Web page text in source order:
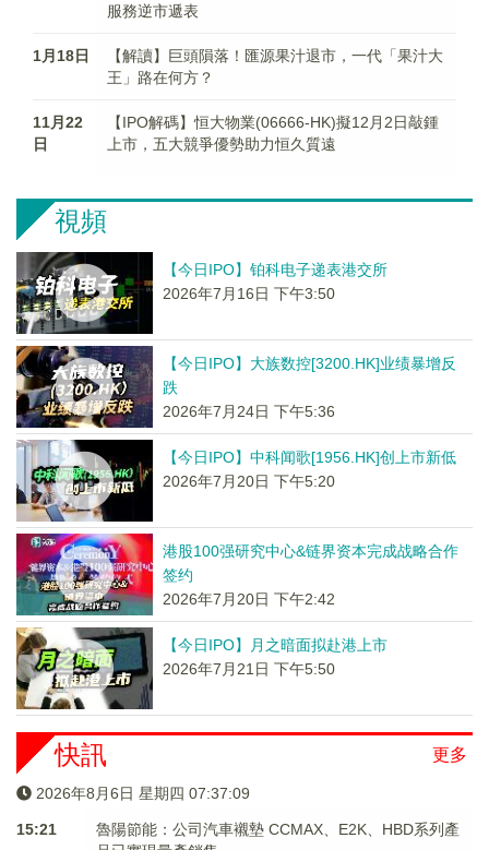
服務逆市遞表
1月18日
【解讀】巨頭隕落！匯源果汁退市，一代「果汁大
王」路在何方？
11月22
日
【IPO解碼】恒大物業(06666-HK)擬12月2日敲鍾
上市，五大競爭優勢助力恒久質遠
視頻
【今日IPO】铂科电子递表港交所
2026年7月16日 下午3:50
【今日IPO】大族数控[3200.HK]业绩暴增反
跌
2026年7月24日 下午5:36
【今日IPO】中科闻歌[1956.HK]创上市新低
2026年7月20日 下午5:20
港股100强研究中心&链界资本完成战略合作
签约
2026年7月20日 下午2:42
【今日IPO】月之暗面拟赴港上市
2026年7月21日 下午5:50
更多
快訊
2026年8月6日 星期四 07:37:09
15:21
魯陽節能：公司汽車襯墊 CCMAX、E2K、HBD系列產